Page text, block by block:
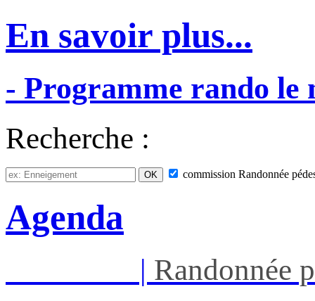
En savoir plus...
- Programme rando le
Recherche :
commission Randonnée
Agenda
| Randonnée